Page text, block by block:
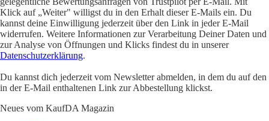
Klick auf „Weiter" willigst du in den Erhalt dieser E-Mails ein. Du
kannst deine Einwilligung jederzeit über den Link in jeder E-Mail
widerrufen. Weitere Informationen zur Verarbeitung Deiner Daten und
zur Analyse von Öffnungen und Klicks findest du in unserer
Datenschutzerklärung.
Du kannst dich jederzeit vom Newsletter abmelden, in dem du auf den
in der E-Mail enthaltenen Link zur Abbestellung klickst.
Neues vom KaufDA Magazin